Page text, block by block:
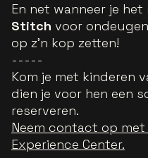
En net wanneer je
Stitch voor
op z’n kop zetten!
-----
Kom je met kinderen
dien je voor hen een
reserveren.
Neem contact op
Experience Center.